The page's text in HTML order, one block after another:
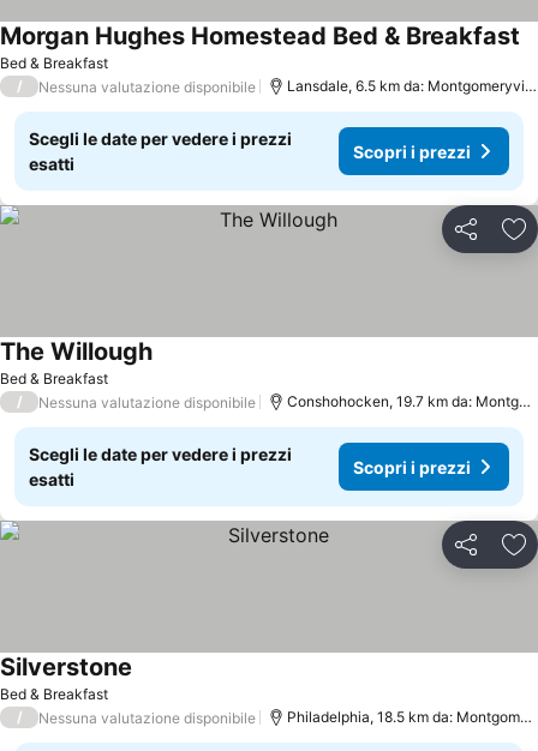
Bed & Breakfast
Morgan Hughes Homestead Bed & Breakfast
/ Nessuna valutazione disponibile Lansdale, 6.5 km da: Montgomeryville
Scegli le date per vedere i prezzi
esatti
Scopri i prezzi
Condividi
Bed & Breakfast
The Willough
/ Nessuna valutazione disponibile Conshohocken, 19.7 km da: Montgomeryville
Scegli le date per vedere i prezzi
esatti
Scopri i prezzi
Condividi
Bed & Breakfast
Silverstone
/ Nessuna valutazione disponibile Philadelphia, 18.5 km da: Montgomeryville